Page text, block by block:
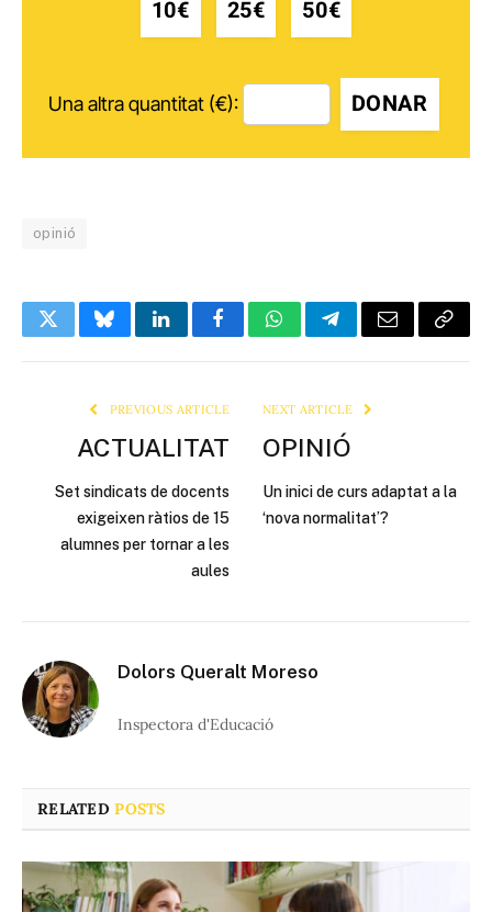
10€ 25€ 50€
Una altra quantitat (€): DONAR
opinió
TwitterBlueskyLinkedInFacebookWhatsAppTelegramEmail Copy
PREVIOUS ARTICLE
ACTUALITAT
Set sindicats de docents
exigeixen ràtios de 15
alumnes per tornar a les
aules
NEXT ARTICLE
OPINIÓ
Un inici de curs adaptat a la
‘nova normalitat’?
Dolors Queralt Moreso
Inspectora d'Educació
RELATEDPOSTS